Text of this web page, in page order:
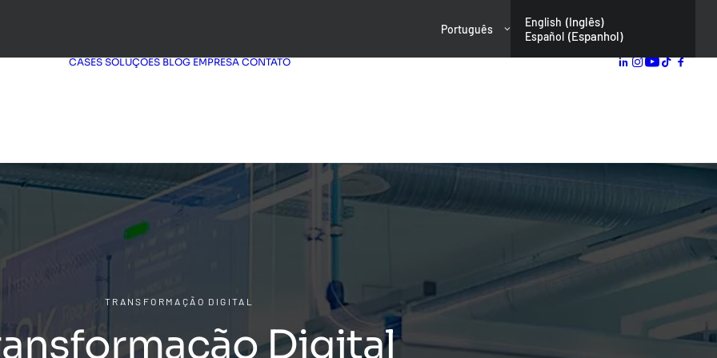
Português English (Inglês)
Español (Espanhol)
CASES SOLUÇÕES BLOG EMPRESA CONTATO
TRANSFORMAÇÃO DIGITAL
Digital